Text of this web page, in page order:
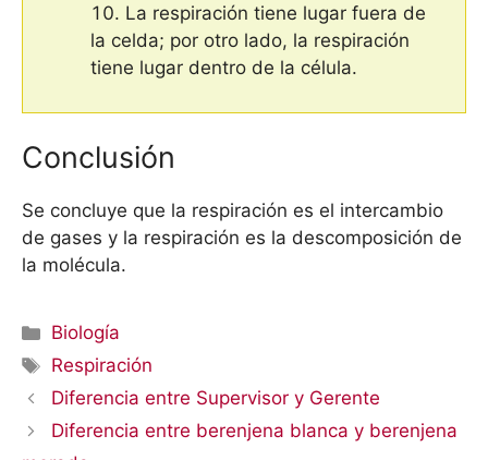
La respiración tiene lugar fuera de
la celda; por otro lado, la respiración
tiene lugar dentro de la célula.
Conclusión
Se concluye que la respiración es el intercambio
de gases y la respiración es la descomposición de
la molécula.
Categorías
Biología
Etiquetas
Respiración
Diferencia entre Supervisor y Gerente
Diferencia entre berenjena blanca y berenjena